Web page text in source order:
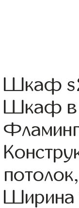
Шкаф
Шкаф в
Ширина